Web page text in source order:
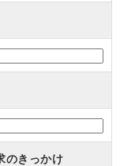
のきっかけ